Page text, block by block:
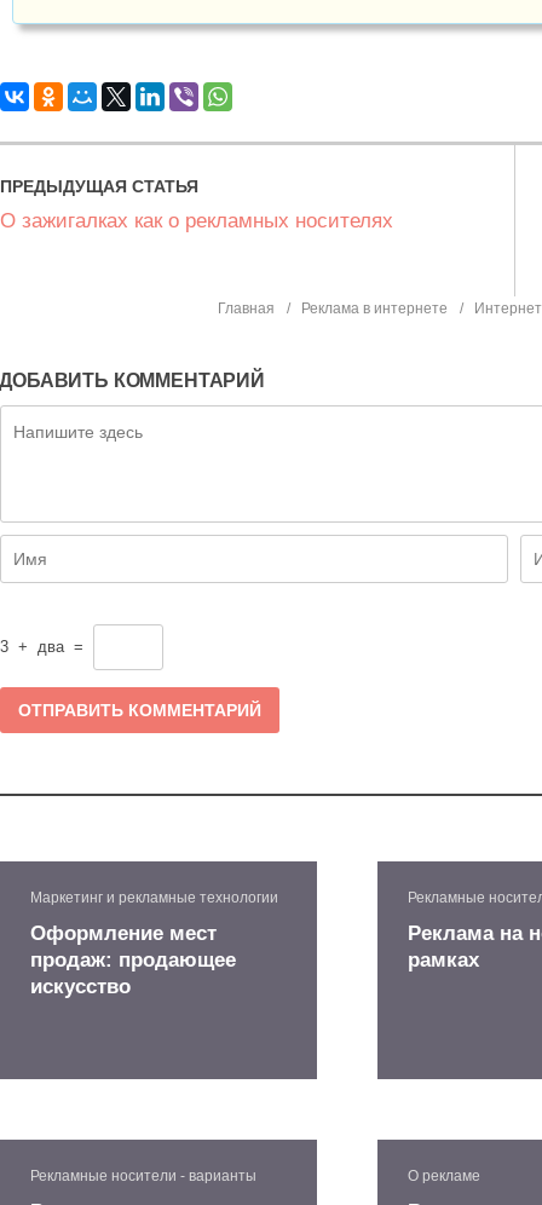
О зажигалках как о рекламных носителях
Главная Реклама в интернете
ДОБАВИТЬ КОММЕНТАРИЙ
3 + два =
Маркетинг и рекламные технологии
Оформление мест
продаж: продающее
искусство
Рекламные
Реклама на
рамках
Рекламные носители - варианты О рекламе